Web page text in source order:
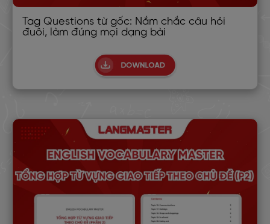
Tag Questions từ gốc: Nắm chắc câu hỏi
đuôi, làm đúng mọi dạng bài